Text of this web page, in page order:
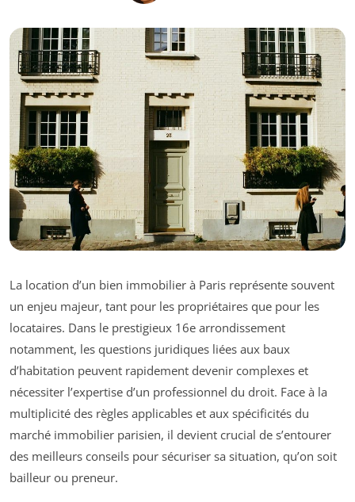
La location d’un bien immobilier à Paris représente souvent
un enjeu majeur, tant pour les propriétaires que pour les
locataires. Dans le prestigieux 16e arrondissement
notamment, les questions juridiques liées aux baux
d’habitation peuvent rapidement devenir complexes et
nécessiter l’expertise d’un professionnel du droit. Face à la
multiplicité des règles applicables et aux spécificités du
marché immobilier parisien, il devient crucial de s’entourer
des meilleurs conseils pour sécuriser sa situation, qu’on soit
bailleur ou preneur.